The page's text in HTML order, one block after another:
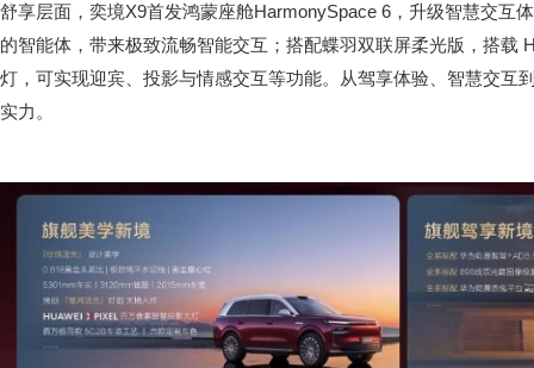
舒享层面，奕境X9首发鸿蒙座舱HarmonySpace 6，升级智慧交互
的智能体，带来极致流畅智能交互；搭配蝶羽双联屏柔光版，搭载
灯，可实现迎宾、投影与情感交互等功能。从驾享体验、智慧交互
实力。